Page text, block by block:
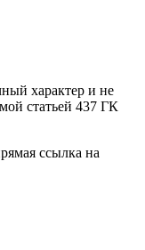
характер и не
статьей 437 ГК
ссылка на